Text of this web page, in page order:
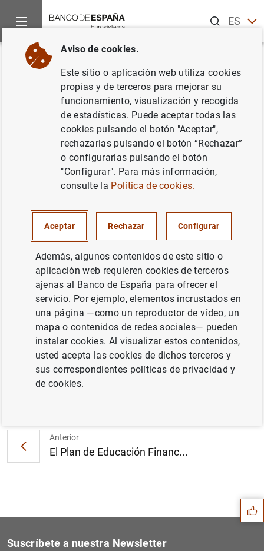
ESEN
Inicio Noticias y eventos
Volver
La deuda de las
Administraciones Públicas
alcanzó 1.445 mm de euros en
abril de 2022
ESPAÑA
La deuda de las Administraciones Públicas
alcanzó 1.445 mm de euros en abril de 2022
(377KB)
Anterior
El Plan de Educación Financ...
Sugerencias
Suscríbete a nuestra Newsletter
Aviso de cookies.
Este sitio o aplicación web utiliza cookies
propias y de terceros para mejorar su
funcionamiento, visualización y recogida
de estadísticas. Puede aceptar todas las
cookies pulsando el botón "Aceptar",
rechazarlas pulsando el botón “Rechazar”
o configurarlas pulsando el botón
"Configurar". Para más información,
consulte la Política de cookies.
Aceptar Rechazar Configurar
Además, algunos contenidos de este sitio o
aplicación web requieren cookies de terceros
ajenas al Banco de España para ofrecer el
servicio. Por ejemplo, elementos incrustados en
una página —como un reproductor de vídeo, un
mapa o contenidos de redes sociales— pueden
instalar cookies. Al visualizar estos contenidos,
usted acepta las cookies de dichos terceros y
sus correspondientes políticas de privacidad y
de cookies.